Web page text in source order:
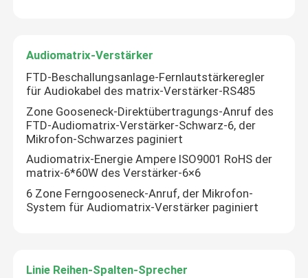
Audiomatrix-Verstärker
FTD-Beschallungsanlage-Fernlautstärkeregler
für Audiokabel des matrix-Verstärker-RS485
Zone Gooseneck-Direktübertragungs-Anruf des
FTD-Audiomatrix-Verstärker-Schwarz-6, der
Mikrofon-Schwarzes paginiert
Audiomatrix-Energie Ampere ISO9001 RoHS der
matrix-6*60W des Verstärker-6×6
6 Zone Ferngooseneck-Anruf, der Mikrofon-
System für Audiomatrix-Verstärker paginiert
Linie Reihen-Spalten-Sprecher